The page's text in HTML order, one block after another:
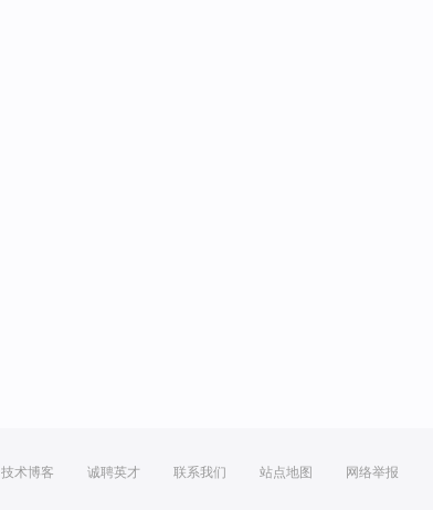
技术博客 诚聘英才 联系我们 站点地图 网络举报